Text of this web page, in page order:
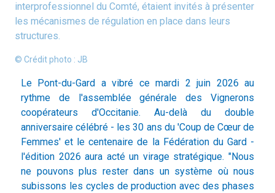
interprofessionnel du Comté, étaient invités à présenter
les mécanismes de régulation en place dans leurs
structures.
© Crédit photo : JB
Le Pont-du-Gard a vibré ce mardi 2 juin 2026 au
rythme de l'assemblée générale des Vignerons
coopérateurs d'Occitanie. Au-delà du double
anniversaire célébré - les 30 ans du 'Coup de Cœur de
Femmes' et le centenaire de la Fédération du Gard -
l'édition 2026 aura acté un virage stratégique. "Nous
ne pouvons plus rester dans un système où nous
subissons les cycles de production avec des phases